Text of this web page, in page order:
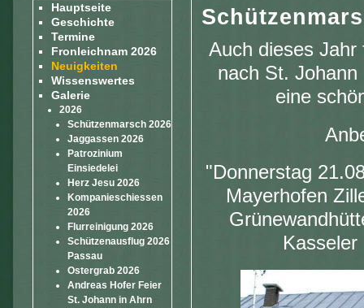
Hauptseite
Geschichte
Termine
Fronleichnam 2026
Neuigkeiten
Wissenswertes
Galerie
2026
Schützenmarsch 2026
Jaggassen 2026
Patrozinium
Einsiedelei
Herz Jesu 2026
Kompanieschiessen
2026
Flurreinigung 2026
Schützenausflug 2026
Passau
Ostergrab 2026
Andreas Hofer Feier
St. Johann in Ahrn
Auch dieses Jahr
nach St.
eine
"Donnerstag
Mayerhofen